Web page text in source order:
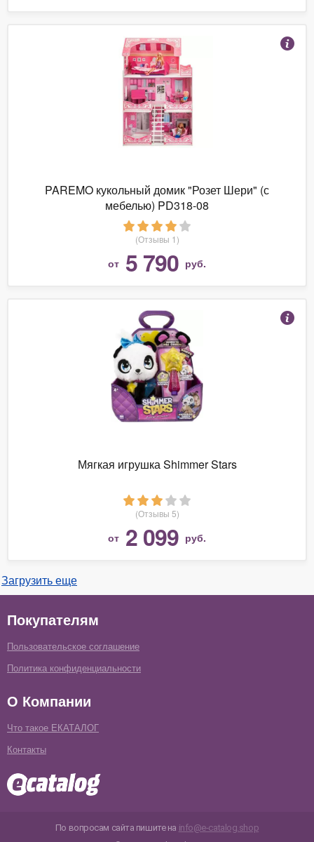
PAREMO кукольный домик "Розет Шери" (с
мебелью) PD318-08
(Отзывы 1)
от 5 790 руб.
Мягкая игрушка Shimmer Stars
(Отзывы 5)
от 2 099 руб.
Загрузить еще
Покупателям
Пользовательское соглашение
Политика конфиденциальности
О Компании
Что такое ЕКАТАЛОГ
Контакты
По вопросам сайта пишите на info@e-catalog.shop